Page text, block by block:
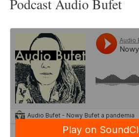
Podcast Audio Bufet